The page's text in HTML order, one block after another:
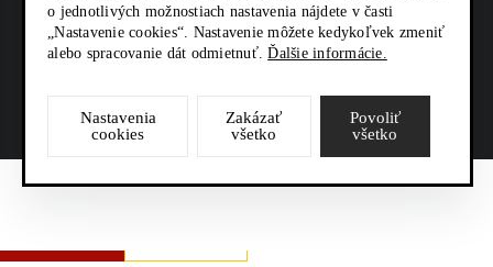
o jednotlivých možnostiach nastavenia nájdete v časti
„Nastavenie cookies“. Nastavenie môžete kedykoľvek zmeniť
alebo spracovanie dát odmietnuť.Ďalšie informácie.
Nastavenia
cookies
Zakázať
všetko
Povoliť
všetko